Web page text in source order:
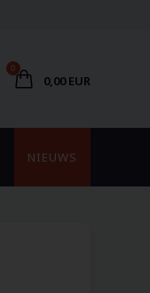
0
0,00 EUR
NIEUWS